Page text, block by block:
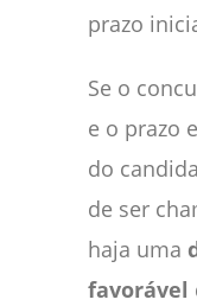
prazo
Se o
e o prazo
do
de ser
haja uma
favorável